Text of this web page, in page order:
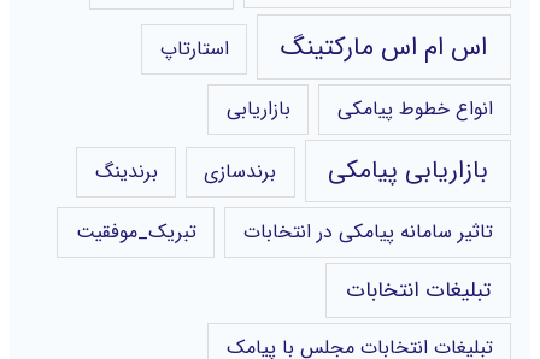
اس ام اس مارکتینگ استارتاپ
انواع خطوط پیامکی بازاریابی
بازاریابی پیامکی برندسازی برندینگ
تاثیر سامانه پیامکی در انتخابات تبریک_موفقیت
تبلیغات انتخابات
تبلیغات انتخابات مجلس با پیامک